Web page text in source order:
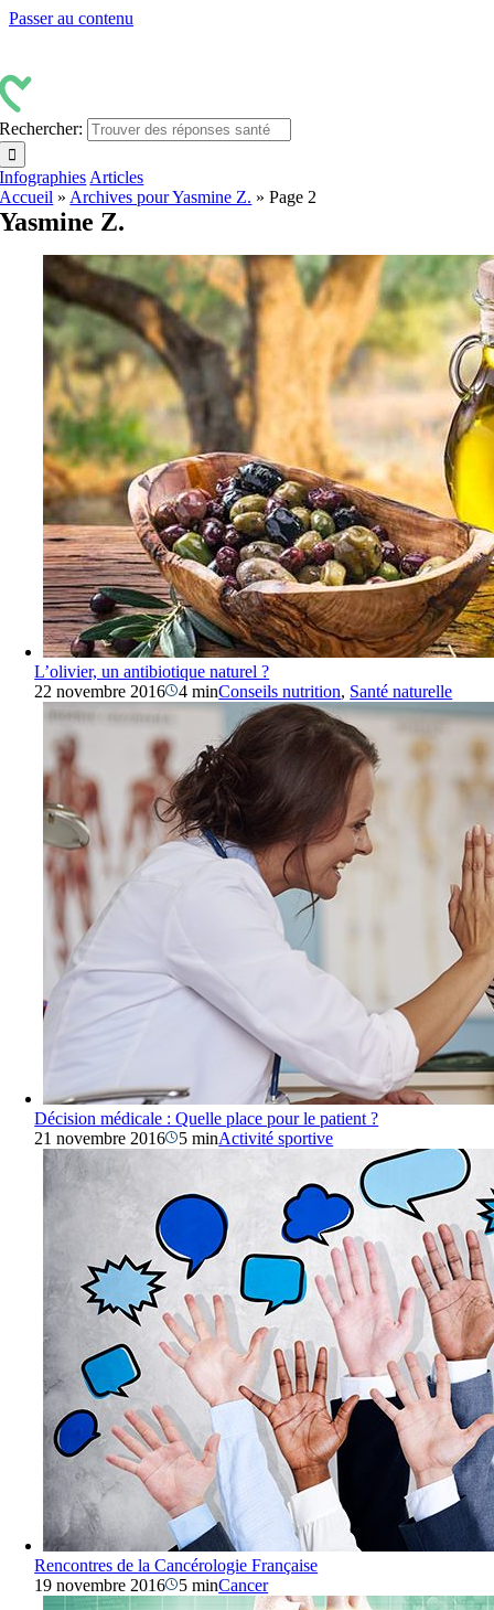
Passer au contenu
Rechercher:
Infographies Articles
Accueil » Archives pour Yasmine Z. »Page 2
Yasmine Z.
L’olivier, un antibiotique naturel ?
22 novembre 2016
4 minConseils nutrition, Santé naturelle
Décision médicale : Quelle place pour le patient ?
21 novembre 2016
5 minActivité sportive
Rencontres de la Cancérologie Française
19 novembre 2016
5 minCancer